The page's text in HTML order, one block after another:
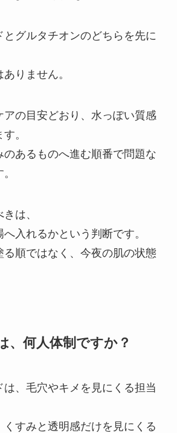
とグルタチオンのどちらを先に
りません。
アの目安どおり、水っぽい質感
。
のあるものへ進む順番で問題な
は、
入れるかという判断です。
る順ではなく、今夜の肌の状態
、何人体制ですか？
、毛穴やキメを見にくる担当
くすみと透明感だけを見にくる